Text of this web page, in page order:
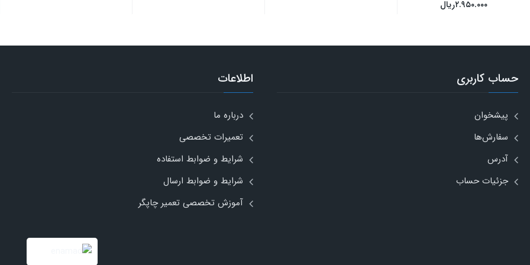
ریال۲.۹۵۰.۰۰۰
حساب کاربری
پیشخوان
سفارش‌ها
آدرس
جزئیات حساب
اطلاعات
درباره ما
تعمیرات تخصصی
شرایط و ضوابط استفاده
شرایط و ضوابط ارسال
آموزش تخصصی تعمیر چاپگر